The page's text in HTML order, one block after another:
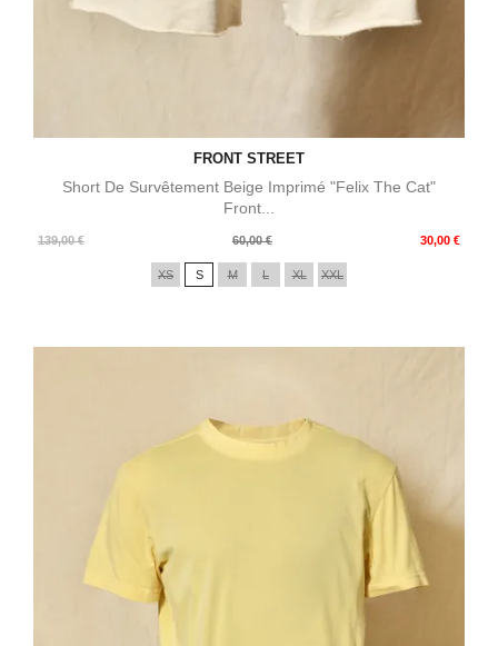
FRONT STREET
Short De Survêtement Beige Imprimé "Felix The Cat"
Front...
139,00 €
Prix
60,00 € 30,00 €
Prix
XS S M L XL XXL